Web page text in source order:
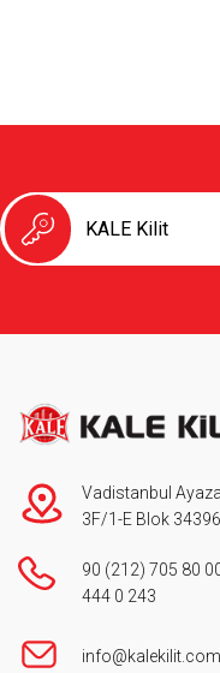
KALE Kilit
Vadistanbul
3F/1-E Blok
90 (212) 705 80
444 0 243